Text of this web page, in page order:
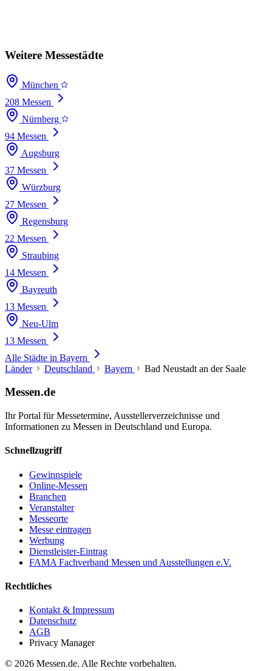
Weitere Messestädte
München
208 Messen
Nürnberg
94 Messen
Augsburg
37 Messen
Würzburg
27 Messen
Regensburg
22 Messen
Straubing
14 Messen
Bayreuth
13 Messen
Neu-Ulm
13 Messen
Alle Städte in Bayern
Länder
Deutschland Bayern Bad Neustadt an der Saale
Messen.de
Ihr Portal für Messetermine, Ausstellerverzeichnisse und
Informationen zu Messen in Deutschland und Europa.
Schnellzugriff
Gewinnspiele
Online-Messen
Branchen
Veranstalter
Messeorte
Messe eintragen
Werbung
Dienstleister-Eintrag
FAMA Fachverband Messen und Ausstellungen e.V.
Rechtliches
Kontakt & Impressum
Datenschutz
AGB
Privacy Manager
© 2026 Messen.de. Alle Rechte vorbehalten.